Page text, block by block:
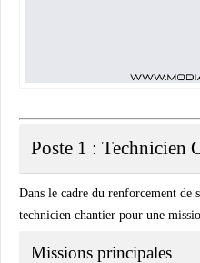
Poste 1 : Technicien
Dans le cadre du renforcement de
technicien chantier pour une
Missions principales